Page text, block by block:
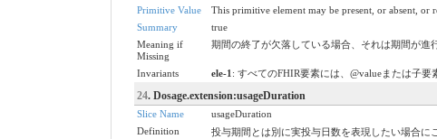
Primitive Value
This primitive element may be present, or absent, or
Summary
true
Meaning if
Missing
期間の終了が欠落している場合、それは期間が進
Invariants ele-1 : すべてのFHIR要素には、@valueまたは子要
24. Dosage.extension:usageDuration
Slice Name
usageDuration
Definition
投与期間とは別に実投与日数を表現したい場合に